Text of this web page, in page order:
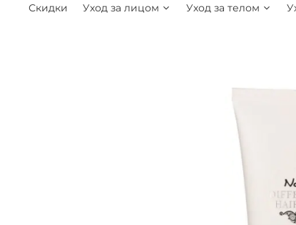
Скидки Уход за лицом Уход за телом